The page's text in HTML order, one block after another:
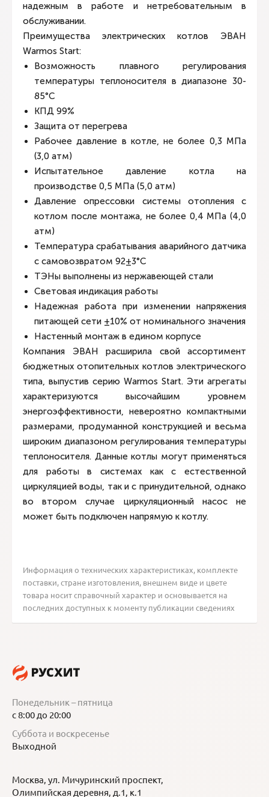
надежным в работе и нетребовательным в
обслуживании.
Преимущества электрических котлов ЭВАН
Warmos Start:
Возможность плавного регулирования
температуры теплоносителя в диапазоне 30-
85°С
КПД 99%
Защита от перегрева
Рабочее давление в котле, не более 0,3 МПa
(3,0 атм)
Испытательное давление котла на
производстве 0,5 МПа (5,0 атм)
Давление опрессовки системы отопления с
котлом после монтажа, не более 0,4 МПа (4,0
атм)
Температура срабатывания аварийного датчика
с самовозвратом 92±3°С
ТЭНы выполнены из нержавеющей стали
Световая индикация работы
Надежная работа при изменении напряжения
питающей сети ±10% от номинального значения
Настенный монтаж в едином корпусе
Компания ЭВАН расширила свой ассортимент
бюджетных отопительных котлов электрического
типа, выпустив серию Warmos Start. Эти агрегаты
характеризуются высочайшим уровнем
энергоэффективности, невероятно компактными
размерами, продуманной конструкцией и весьма
широким диапазоном регулирования температуры
теплоносителя. Данные котлы могут применяться
для работы в системах как с естественной
циркуляцией воды, так и с принудительной, однако
во втором случае циркуляционный насос не
может быть подключен напрямую к котлу.
Информация о технических характеристиках, комплекте
поставки, стране изготовления, внешнем виде и цвете
товара носит справочный характер и основывается на
последних доступных к моменту публикации сведениях
Москва, ул. Мичуринский проспект,
Олимпийская деревня, д.1, к.1
Понедельник – пятница
с 8:00 до 20:00
Суббота и воскресенье
Выходной